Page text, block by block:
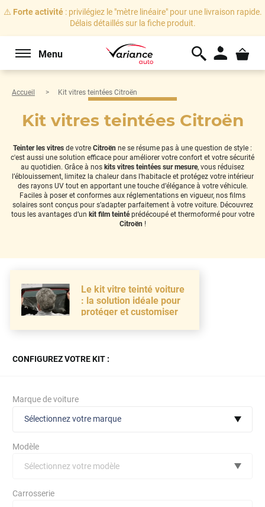
⚠️ Forte activité: privilégiez le "mètre linéaire" pour une livraison rapide.
Délais détaillés sur la fiche produit.
Menu
Accueil Kit vitres teintées Citroën
Kit vitres teintées Citroën
Teinter les vitres de votre Citroën ne se résume pas à une question de style :
c'est aussi une solution efficace pour améliorer votre confort et votre sécurité
au quotidien. Grâce à nos kits vitres teintées sur mesure, vous réduisez
l’éblouissement, limitez la chaleur dans l’habitacle et protégez votre intérieur
des rayons UV tout en apportant une touche d’élégance à votre véhicule.
Faciles à poser et conformes aux réglementations en vigueur, nos films
solaires sont conçus pour s’adapter parfaitement à votre voiture. Découvrez
tous les avantages d’un kit film teintéprédécoupé et thermoformé pour votre
Citroën !
Le kit vitre teinté voiture
: la solution idéale pour
protéger et customiser
CONFIGUREZ VOTRE KIT :
Marque de voiture
Sélectionnez votre marque
Modèle
Sélectionnez votre modèle
Carrosserie